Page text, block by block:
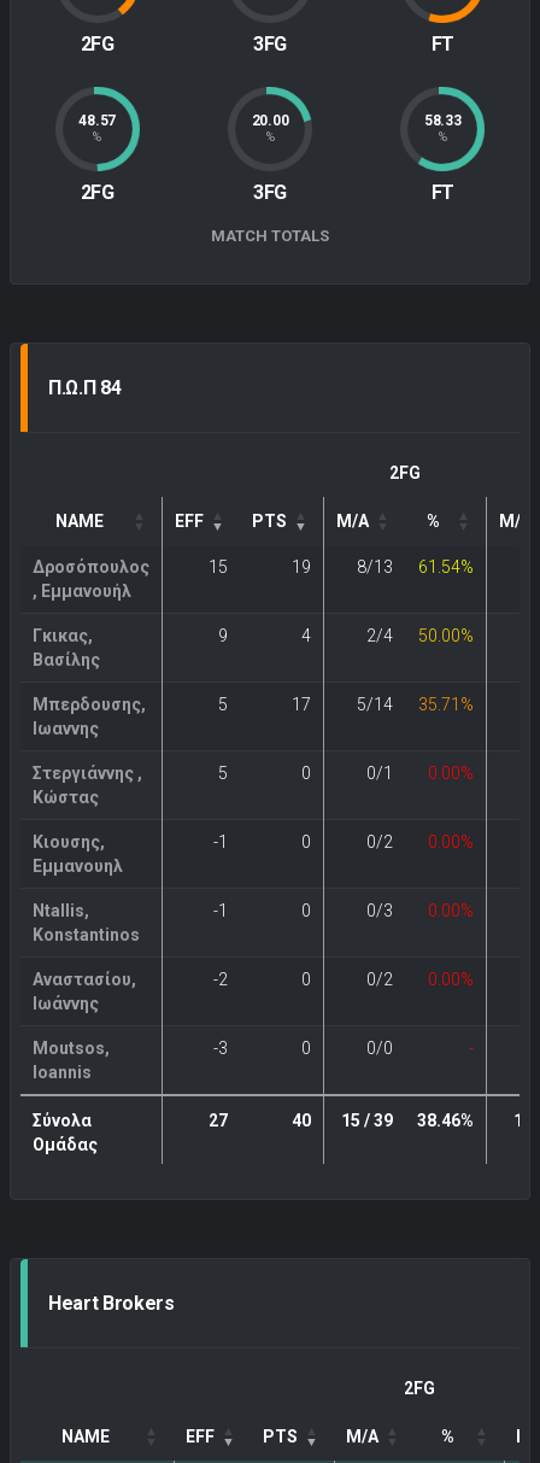
2FG 3FG FT
48.57
%
2FG
20.00
%
3FG
58.33
%
FT
MATCH TOTALS
Π.Ω.Π 84
2FG
NAME EFF PTS M/A % M/A
Δροσόπουλος
, Εμμανουήλ
15 19 8/13 61.54%
Γκικας,
Βασίλης
9 4 2/4 50.00%
Μπερδουσης,
Ιωαννης
5 17 5/14 35.71%
Στεργιάννης ,
Κώστας
5 0 0/1 0.00%
Κιουσης,
Εμμανουηλ
-1 0 0/2 0.00%
Ntallis,
Konstantinos
-1 0 0/3 0.00%
Αναστασίου,
Ιωάννης
-2 0 0/2 0.00%
Moutsos,
Ioannis
-3 0 0/0 -
Σύνολα
Ομάδας
27 40 15 / 39 38.46% 1 /
Heart Brokers
2FG
NAME EFF PTS M/A % M/